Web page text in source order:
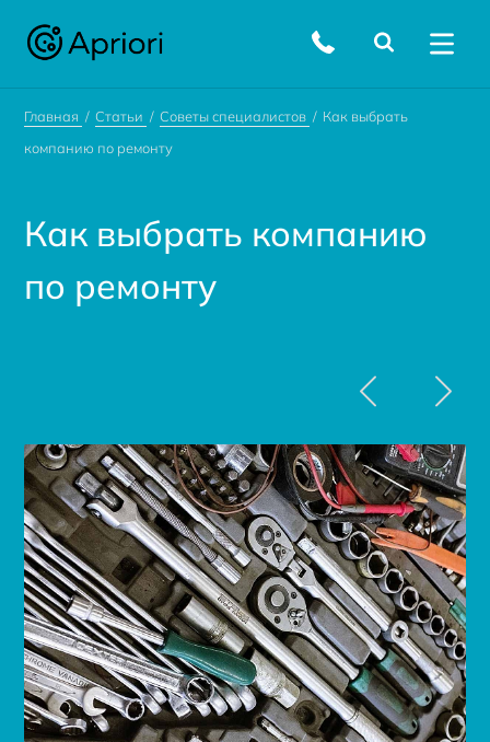
Главная Статьи Советы специалистов
Как выбрать
компанию по ремонту
Как выбрать компанию
по ремонту